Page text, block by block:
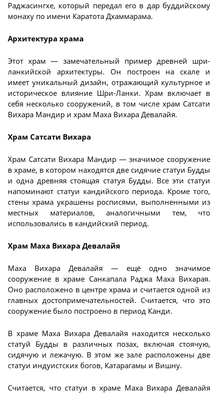
Раджасингхе, который передал его в дар буддийскому
монаху по имени Каратота Дхаммарама.
Архитектура храма
Этот храм — замечательный пример древней шри-
ланкийской архитектуры. Он построен на скале и
имеет уникальный дизайн, отражающий культурное и
историческое влияние Шри-Ланки. Храм включает в
себя несколько сооружений, в том числе храм Сатсати
Вихара Мандир и храм Маха Вихара Девалайя.
Храм Сатсати Вихара
Храм Сатсати Вихара Мандир — значимое сооружение
в храме, в котором находятся две сидячие статуи Будды
и одна древняя стоящая статуя Будды. Все эти статуи
напоминают статуи кандийского периода. Кроме того,
стены храма украшены росписями, выполненными из
местных материалов, аналогичными тем, что
использовались в кандийский период.
Храм Маха Вихара Девалайя
Маха Вихара Девалайя — ещё одно значимое
сооружение в храме Санкапала Раджа Маха Вихарая.
Оно расположено в центре храма и считается одной из
главных достопримечательностей. Считается, что это
сооружение было построено в период Канди.
В храме Маха Вихара Девалайя находится несколько
статуй Будды в различных позах, включая стоячую,
сидячую и лежачую. В этом же зале расположены две
статуи индуистских богов, Катарагамы и Вишну.
Считается, что статуи в храме Маха Вихара Девалайя